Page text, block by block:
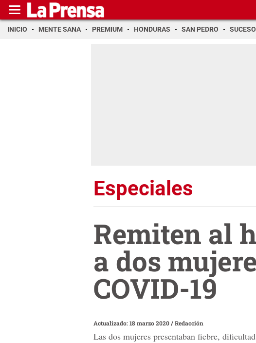
INICIO MENTE SANA PREMIUM HONDURAS SAN PEDRO
Especiales
Remiten al
a dos
COVID-19
Actualizado: 18 marzo 2020/Redacción
Las dos mujeres presentaban fiebre,